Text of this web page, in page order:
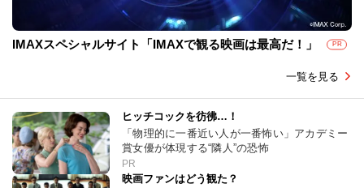
IMAXスペシャルサイト「IMAXで観る映画は最高だ！」 PR
一覧を見る
ヒッチコックを彷彿…！
「物理的に一番近い人が一番怖い」アカデミー
賞女優が体現する“隣人”の恐怖
PR
映画ファンはどう観た？